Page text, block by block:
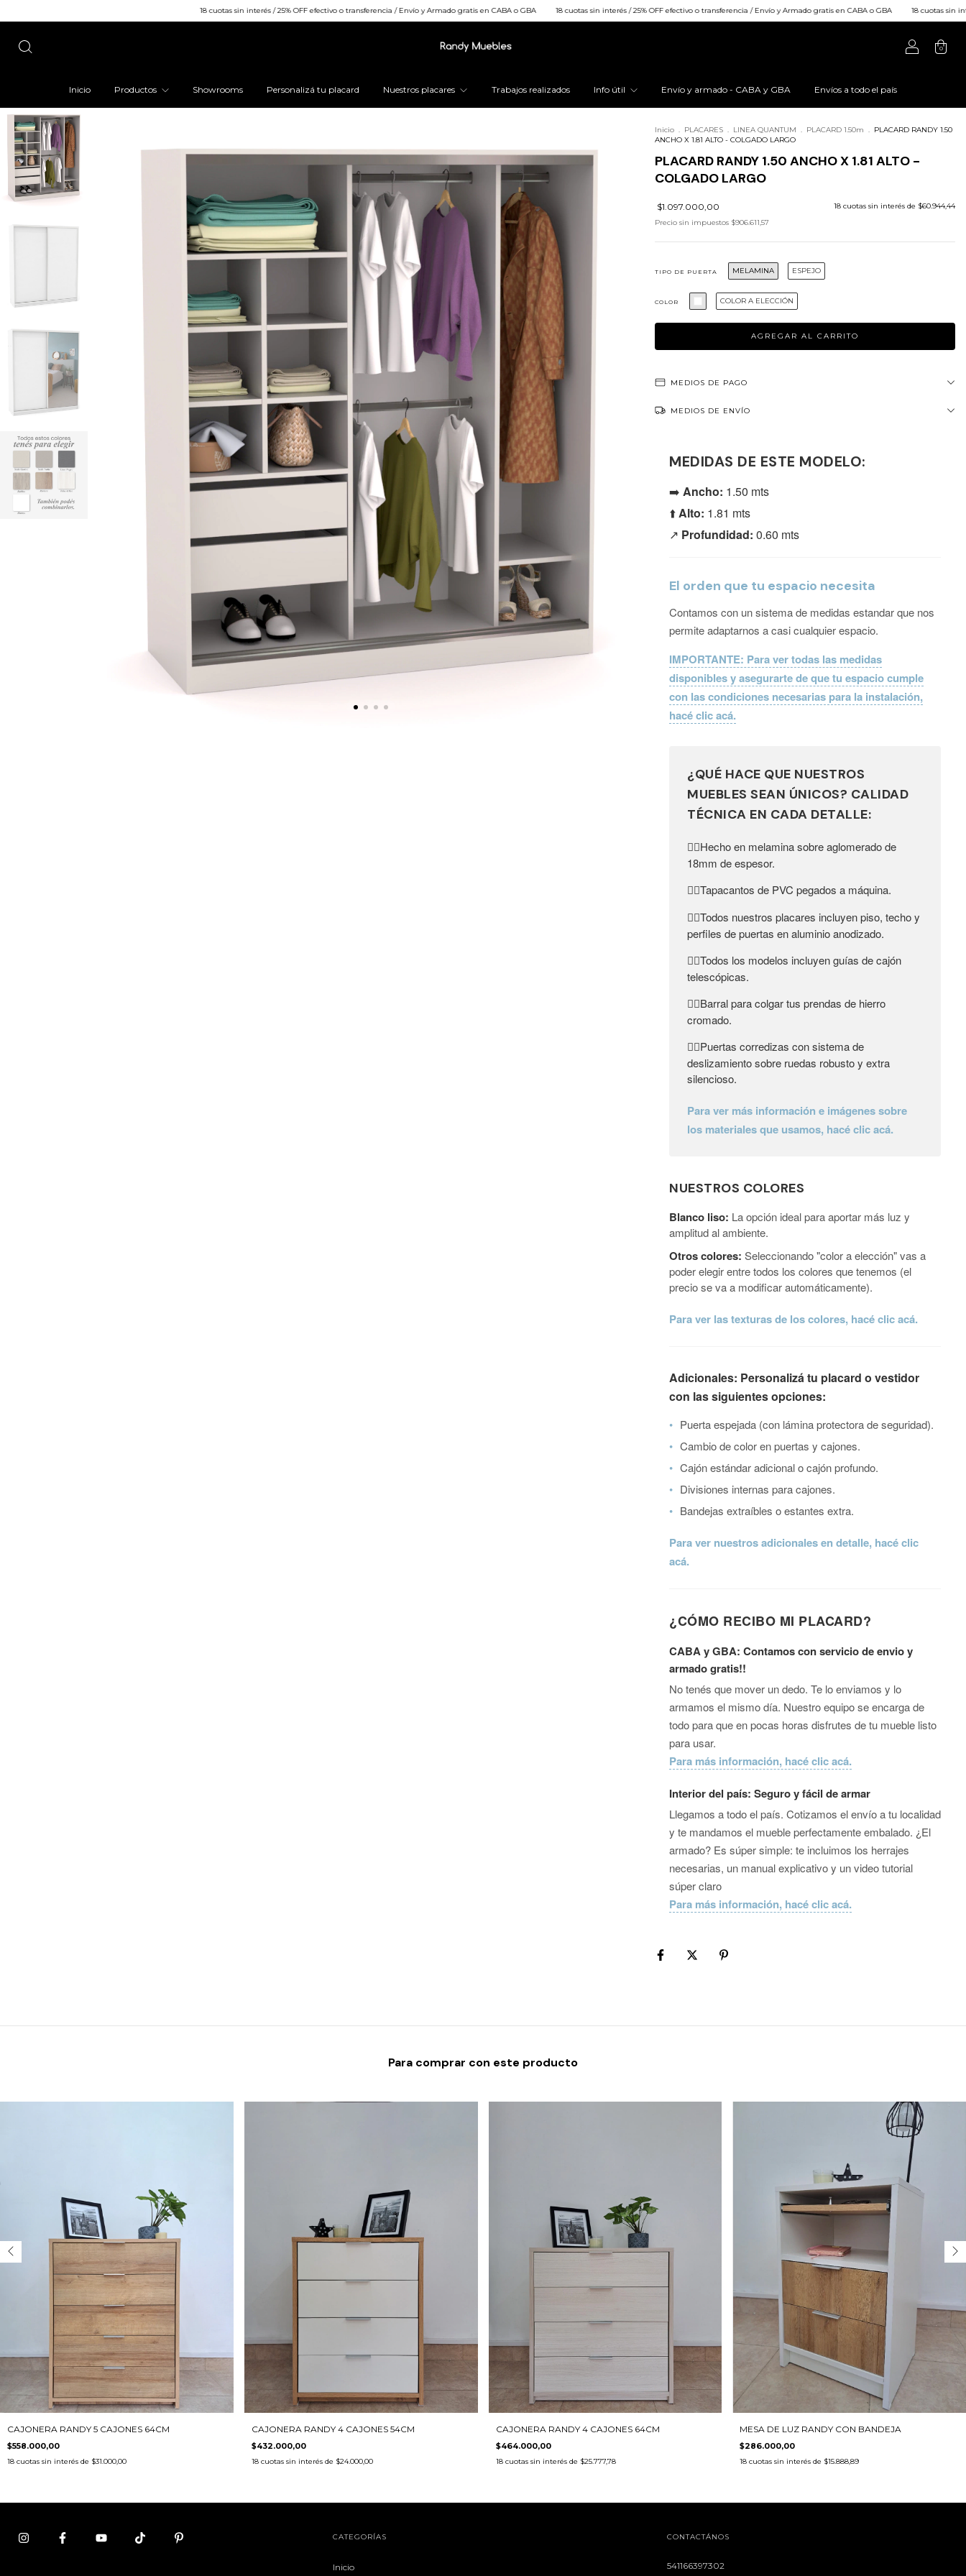
18 cuotas sin interés / 25% OFF efectivo o transferencia / Envío y Armado gratis en CABA o GBA 18 cuotas sin interés / 25% OFF efectivo o transferencia / Envío y Armado gratis en CABA o GBA 18 cuotas sin interés / 25% OFF
0
Inicio Productos Showrooms Personalizá tu placard Nuestros placares Trabajos realizados Info útil Envío y armado - CABA y GBA Envíos a todo el país
Inicio . PLACARES . LINEA QUANTUM . PLACARD 1.50m . PLACARD RANDY 1.50
ANCHO X 1.81 ALTO - COLGADO LARGO
PLACARD RANDY 1.50 ANCHO X 1.81 ALTO -
COLGADO LARGO
$1.097.000,00 18 cuotas sin interés de $60.944,44
Precio sin impuestos $906.611,57
TIPO DE PUERTA MELAMINA ESPEJO
COLOR COLOR A ELECCIÓN
MEDIOS DE PAGO
MEDIOS DE ENVÍO
MEDIDAS DE ESTE MODELO:
➡️ Ancho: 1.50 mts
⬆️Alto: 1.81 mts
↗️ Profundidad: 0.60 mts
El orden que tu espacio necesita
Contamos con un sistema de medidas estandar que nos
permite adaptarnos a casi cualquier espacio.
IMPORTANTE: Para ver todas las medidas
disponibles y asegurarte de que tu espacio cumple
con las condiciones necesarias para la instalación,
hacé clic acá.
¿QUÉ HACE QUE NUESTROS
MUEBLES SEAN ÚNICOS? CALIDAD
TÉCNICA EN CADA DETALLE:
👉🏼Hecho en melamina sobre aglomerado de
18mm de espesor.
👉🏼Tapacantos de PVC pegados a máquina.
👉🏼Todos nuestros placares incluyen piso, techo y
perfiles de puertas en aluminio anodizado.
👉🏼Todos los modelos incluyen guías de cajón
telescópicas.
👉🏼Barral para colgar tus prendas de hierro
cromado.
👉🏼Puertas corredizas con sistema de
deslizamiento sobre ruedas robusto y extra
silencioso.
Para ver más información e imágenes sobre
los materiales que usamos, hacé clic acá.
NUESTROS COLORES
Blanco liso: La opción ideal para aportar más luz y
amplitud al ambiente.
Otros colores: Seleccionando "color a elección" vas a
poder elegir entre todos los colores que tenemos (el
precio se va a modificar automáticamente).
Para ver las texturas de los colores, hacé clic acá.
Adicionales: Personalizá tu placard o vestidor
con las siguientes opciones:
• Puerta espejada (con lámina protectora de seguridad).
• Cambio de color en puertas y cajones.
• Cajón estándar adicional o cajón profundo.
• Divisiones internas para cajones.
• Bandejas extraíbles o estantes extra.
Para ver nuestros adicionales en detalle, hacé clic
acá.
¿CÓMO RECIBO MI PLACARD?
CABA y GBA: Contamos con servicio de envio y
armado gratis!!
No tenés que mover un dedo. Te lo enviamos y lo
armamos el mismo día. Nuestro equipo se encarga de
todo para que en pocas horas disfrutes de tu mueble listo
para usar.
Para más información, hacé clic acá.
Interior del país: Seguro y fácil de armar
Llegamos a todo el país. Cotizamos el envío a tu localidad
y te mandamos el mueble perfectamente embalado. ¿El
armado? Es súper simple: te incluimos los herrajes
necesarias, un manual explicativo y un video tutorial
súper claro
Para más información, hacé clic acá.
Para comprar con este producto
CAJONERA RANDY 5 CAJONES 64CM
$558.000,00
18 cuotas sin interés de $31.000,00
CAJONERA RANDY 4 CAJONES 54CM
$432.000,00
18 cuotas sin interés de $24.000,00
CAJONERA RANDY 4 CAJONES 64CM
$464.000,00
18 cuotas sin interés de $25.777,78
MESA DE LUZ RANDY CON BANDEJA
$286.000,00
18 cuotas sin interés de $15.888,89
CATEGORÍAS
Inicio
CONTACTÁNOS
541166397302